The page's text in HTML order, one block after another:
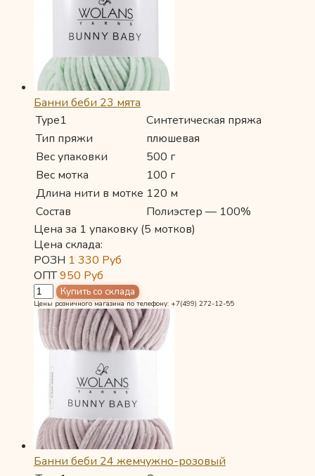
Банни беби 23 мята
Type1
Синтетическая пряжа
Тип пряжи
плюшевая
Вес упаковки
500 г
Вес мотка
100 г
Длина нити в мотке 120 м
Состав
Полиэстер — 100%
Цена за 1 упаковку (5 мотков)
Цена склада:
РОЗН 1 330 Руб
ОПТ950 Руб
Цены розничного магазина по телефону: +7(499) 272-12-55
Банни беби 24 жемчужно-розовый